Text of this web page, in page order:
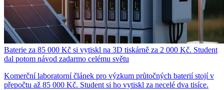
Baterie za 85 000 Kč si vytiskl na 3D tiskárně za 2 000 Kč. Student
dal potom návod zadarmo celému světu
Komerční laboratorní článek pro výzkum průtočných baterií stojí v
přepočtu až 85 000 Kč. Student si ho vytiskl za necelé dva tisíce.